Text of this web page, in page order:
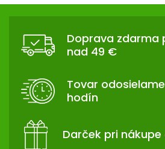
Z
Doprava zdarma
nad 49 €
Tovar
hodín
Darček pri